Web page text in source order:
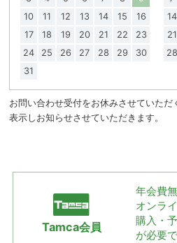
10
11 12 13 14 15
16
17
18 19 20 21 22
23
24
25 26 27 28 29
30
31
14
21
28
お問い合わせ受付をお休みさせていただ
表示しお知らせさせていただきます。
Tamca会員
年会費
オンラ
購入・
が必要で